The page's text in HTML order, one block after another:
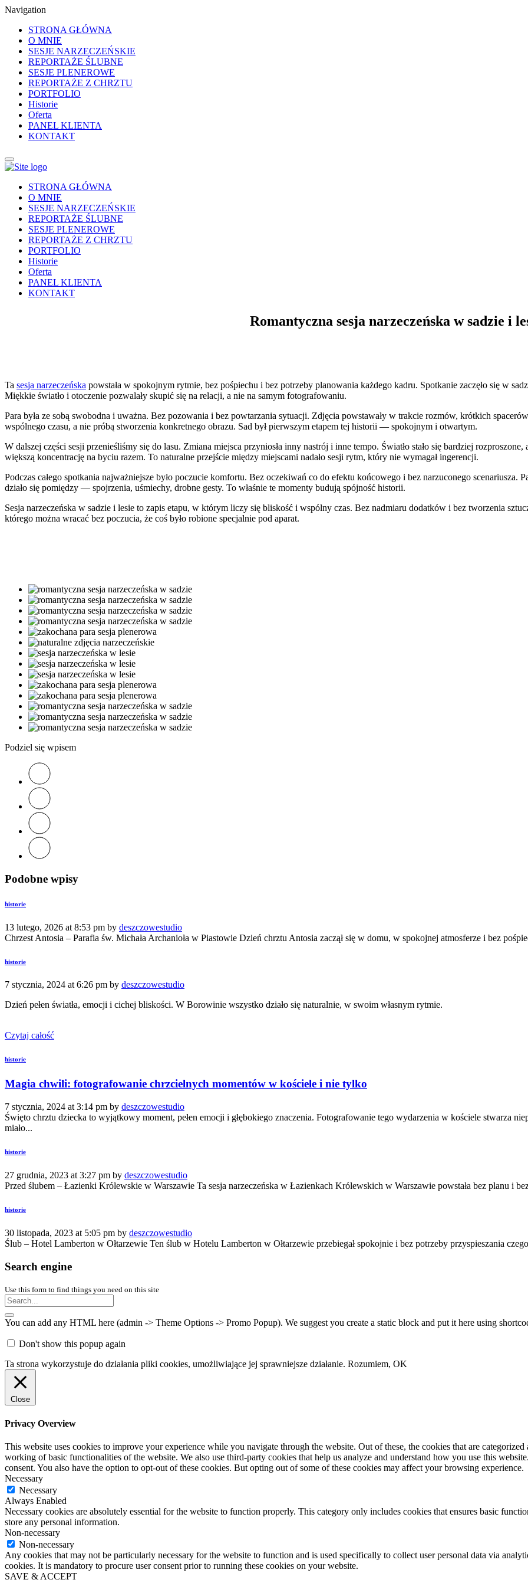
Navigation
STRONA GŁÓWNA
O MNIE
SESJE NARZECZEŃSKIE
REPORTAŻE ŚLUBNE
SESJE PLENEROWE
REPORTAŻE Z CHRZTU
PORTFOLIO
Historie
Oferta
PANEL KLIENTA
KONTAKT
STRONA GŁÓWNA
O MNIE
SESJE NARZECZEŃSKIE
REPORTAŻE ŚLUBNE
SESJE PLENEROWE
REPORTAŻE Z CHRZTU
PORTFOLIO
Historie
Oferta
PANEL KLIENTA
KONTAKT
Romantyczna sesja narzeczeńska w sadzie i
Ta sesja narzeczeńska powstała w spokojnym rytmie, bez pośpiechu i bez potrzeby planowania każdego kadru. Spotkanie zaczęło się w
Miękkie światło i otoczenie pozwalały skupić się na relacji, a nie na samym fotografowaniu.
Para była ze sobą swobodna i uważna. Bez pozowania i bez powtarzania sytuacji. Zdjęcia powstawały w trakcie rozmów, krótkich
wspólnego czasu, a nie próbą stworzenia konkretnego obrazu. Sad był pierwszym etapem tej historii — spokojnym i otwartym.
W dalszej części sesji przenieśliśmy się do lasu. Zmiana miejsca przyniosła inny nastrój i inne tempo. Światło stało się bardziej
większą koncentrację na byciu razem. To naturalne przejście między miejscami nadało sesji rytm, który nie wymagał ingerencji.
Podczas całego spotkania najważniejsze było poczucie komfortu. Bez oczekiwań co do efektu końcowego i bez narzuconego scenariusza.
działo się pomiędzy — spojrzenia, uśmiechy, drobne gesty. To właśnie te momenty budują spójność historii.
Sesja narzeczeńska w sadzie i lesie to zapis etapu, w którym liczy się bliskość i wspólny czas. Bez nadmiaru dodatków i bez tworzenia
którego można wracać bez poczucia, że coś było robione specjalnie pod aparat.
Podziel się wpisem
Podobne wpisy
historie
13 lutego, 2026 at 8:53 pm by deszczowestudio
Chrzest Antosia – Parafia św. Michała Archanioła w Piastowie Dzień chrztu Antosia zaczął się w domu, w spokojnej atmosferze i bez
historie
7 stycznia, 2024 at 6:26 pm by deszczowestudio
Dzień pełen światła, emocji i cichej bliskości. W Borowinie wszystko działo się naturalnie, w swoim własnym rytmie.
Czytaj całość
historie
Magia chwili: fotografowanie chrzcielnych momentów w kościele i nie tylko
7 stycznia, 2024 at 3:14 pm by deszczowestudio
Święto chrztu dziecka to wyjątkowy moment, pełen emocji i głębokiego znaczenia. Fotografowanie tego wydarzenia w kościele stwarza
miało...
historie
27 grudnia, 2023 at 3:27 pm by deszczowestudio
Przed ślubem – Łazienki Królewskie w Warszawie Ta sesja narzeczeńska w Łazienkach Królewskich w Warszawie powstała bez planu i
historie
30 listopada, 2023 at 5:05 pm by deszczowestudio
Ślub – Hotel Lamberton w Ołtarzewie Ten ślub w Hotelu Lamberton w Ołtarzewie przebiegał spokojnie i bez potrzeby przyspieszania
Search engine
Use this form to find things you need on this site
You can add any HTML here (admin -> Theme Options -> Promo Popup). We suggest you create a static block and put it here using
Don't show this popup again
Ta strona wykorzystuje do działania pliki cookies, umożliwiające jej sprawniejsze działanie. Rozumiem, OK
Close
Privacy Overview
This website uses cookies to improve your experience while you navigate through the website. Out of these, the cookies that are categorized
working of basic functionalities of the website. We also use third-party cookies that help us analyze and understand how you use this
consent. You also have the option to opt-out of these cookies. But opting out of some of these cookies may affect your browsing experience.
Necessary
Necessary
Always Enabled
Necessary cookies are absolutely essential for the website to function properly. This category only includes cookies that ensures basic
store any personal information.
Non-necessary
Non-necessary
Any cookies that may not be particularly necessary for the website to function and is used specifically to collect user personal data via
cookies. It is mandatory to procure user consent prior to running these cookies on your website.
SAVE & ACCEPT